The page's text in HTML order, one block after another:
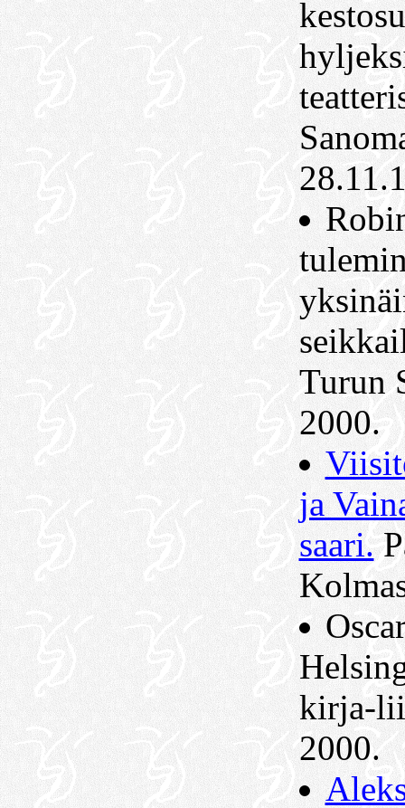
Turun
2000.
ja
saari.
kirja-
2000.